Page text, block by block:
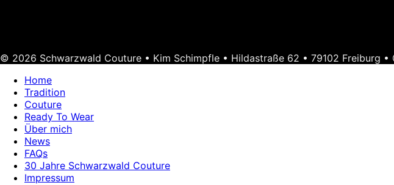
© 2026 Schwarzwald Couture • Kim Schimpfle • Hildastraße 62 • 79102 Freiburg •
Home
Tradition
Couture
Ready To Wear
Über mich
News
FAQs
30 Jahre Schwarzwald Couture
Impressum